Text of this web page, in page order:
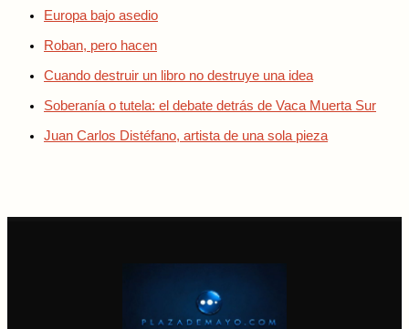
Europa bajo asedio
Roban, pero hacen
Cuando destruir un libro no destruye una idea
Soberanía o tutela: el debate detrás de Vaca Muerta Sur
Juan Carlos Distéfano, artista de una sola pieza